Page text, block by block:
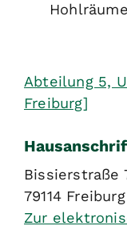
Abteilung 5,
Freiburg]
Bissierstraße
79114
Zur